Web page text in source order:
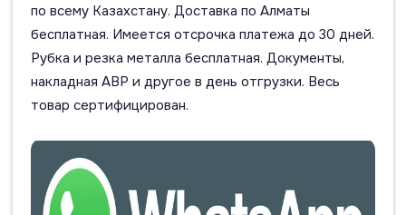
по всему Казахстану. Доставка по Алматы
бесплатная. Имеется отсрочка платежа до 30 дней.
Рубка и резка металла бесплатная. Документы,
накладная АВР и другое в день отгрузки. Весь
товар сертифицирован.